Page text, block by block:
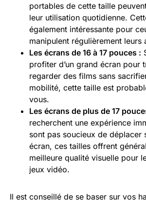
portables de cette taille
leur utilisation quotidienne.
également intéressante pour
manipulent régulièrement leurs
Les écrans de 16 à 17 pouces :
profiter d’un grand écran pour
regarder des films sans
mobilité, cette taille est
vous.
Les écrans de plus de 17
recherchent une expérience
sont pas soucieux de déplacer
écran, ces tailles offrent
meilleure qualité visuelle pour
jeux vidéo.
Il est conseillé de se baser sur vos